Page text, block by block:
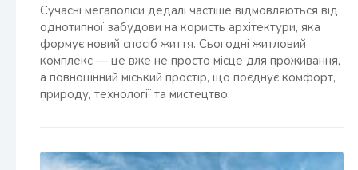
Сучасні мегаполіси дедалі частіше відмовляються від
однотипної забудови на користь архітектури, яка
формує новий спосіб життя. Сьогодні житловий
комплекс — це вже не просто місце для проживання,
а повноцінний міський простір, що поєднує комфорт,
природу, технології та мистецтво.